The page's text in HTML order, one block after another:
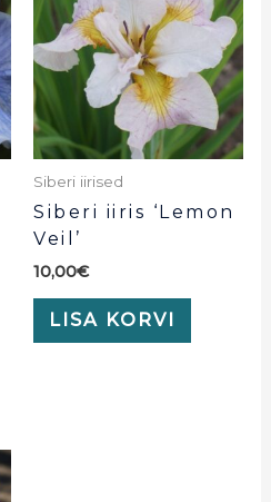
Siberi iirised
Siberi iiris ‘Lemon
Veil’
10,00€
LISA KORVI